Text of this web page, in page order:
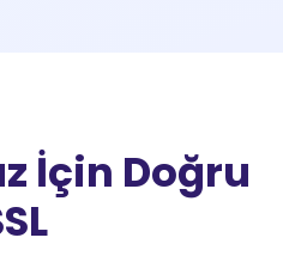
İçin Doğru